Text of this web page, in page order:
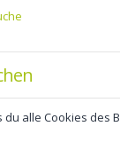
du alle Cookies des